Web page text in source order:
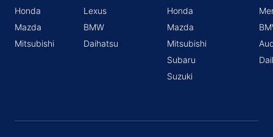
Honda
Mazda
Mitsubishi
Lexus
BMW
Daihatsu
Honda
Mazda
Mitsubishi
Subaru
Suzuki